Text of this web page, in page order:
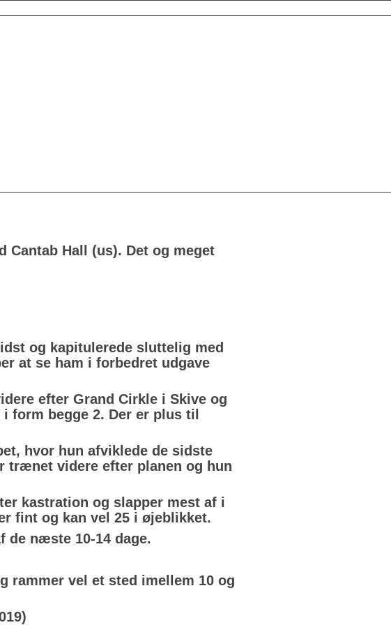
Hall (us). Det og meget
og kapitulerede sluttelig med
at se ham i forbedret udgave
efter Grand Cirkle i Skive og
form begge 2. Der er plus til
hvor hun afviklede de sidste
trænet videre efter planen og hun
kastration og slapper mest af i
fint og kan vel 25 i øjeblikket.
de næste 10-14 dage.
rammer vel et sted imellem 10 og